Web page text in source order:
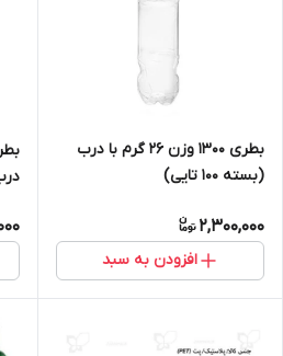
بطری ۱۳۰۰ وزن ۲۶ گرم با درب
(بسته ۱۰۰ تایی)
2,300,000
افزودن به سبد
درب